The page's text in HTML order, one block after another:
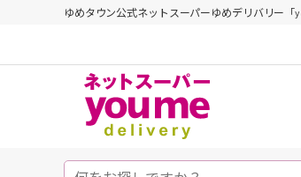
ゆめタウン公式ネットスーパーゆめデリバリー「